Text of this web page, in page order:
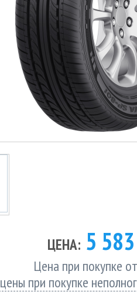
ЦЕНА: 5
Цена при покупке
цены при покупке